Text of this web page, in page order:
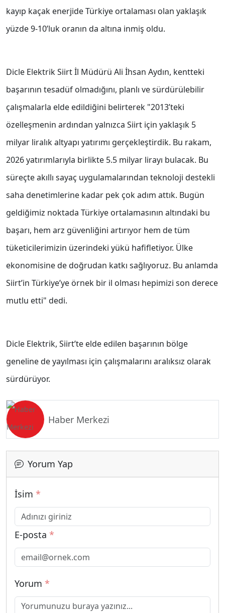
kayıp kaçak enerjide Türkiye ortalaması olan yaklaşık
yüzde 9-10’luk oranın da altına inmiş oldu.
Dicle Elektrik Siirt İl Müdürü Ali İhsan Aydın, kentteki
başarının tesadüf olmadığını, planlı ve sürdürülebilir
çalışmalarla elde edildiğini belirterek "2013’teki
özelleşmenin ardından yalnızca Siirt için yaklaşık 5
milyar liralık altyapı yatırımı gerçekleştirdik. Bu rakam,
2026 yatırımlarıyla birlikte 5.5 milyar lirayı bulacak. Bu
süreçte akıllı sayaç uygulamalarından teknoloji destekli
saha denetimlerine kadar pek çok adım attık. Bugün
geldiğimiz noktada Türkiye ortalamasının altındaki bu
başarı, hem arz güvenliğini artırıyor hem de tüm
tüketicilerimizin üzerindeki yükü hafifletiyor. Ülke
ekonomisine de doğrudan katkı sağlıyoruz. Bu anlamda
Siirt’in Türkiye’ye örnek bir il olması hepimizi son derece
mutlu etti" dedi.
Dicle Elektrik, Siirt’te elde edilen başarının bölge
geneline de yayılması için çalışmalarını aralıksız olarak
sürdürüyor.
Haber Merkezi
Yorum Yap
İsim *
E-posta *
Yorum *